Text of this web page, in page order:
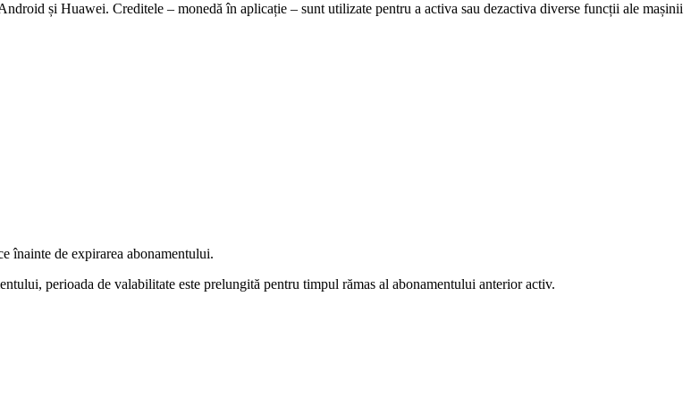
și Huawei. Creditele – monedă în aplicație – sunt utilizate pentru a activa sau dezactiva diverse funcții ale mașinii
înainte de expirarea abonamentului.
perioada de valabilitate este prelungită pentru timpul rămas al abonamentului anterior activ.